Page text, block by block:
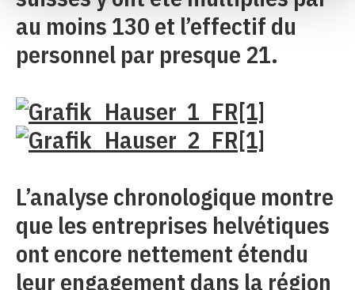
au moins 130 et l’effectif du
personnel par presque 21.
L’analyse chronologique montre
que les entreprises helvétiques
ont encore nettement étendu
leur engagement dans la région